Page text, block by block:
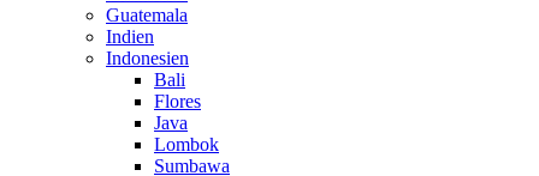
Guatemala
Indien
Indonesien
Bali
Flores
Java
Lombok
Sumbawa